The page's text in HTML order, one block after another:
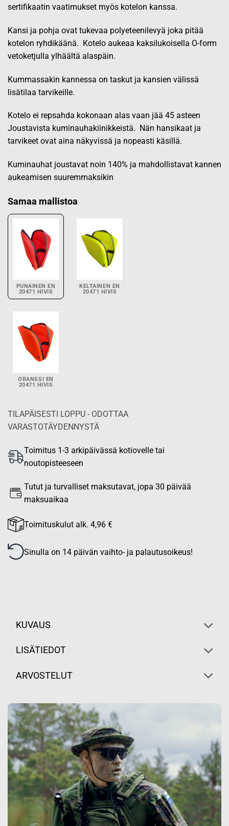
sertifikaatin vaatimukset myös kotelon kanssa.
Kansi ja pohja ovat tukevaa polyeteenilevyä joka pitää
kotelon ryhdikäänä. Kotelo aukeaa kaksilukoisella O-form
vetoketjulla ylhäältä alaspäin.
Kummassakin kannessa on taskut ja kansien välissä
lisätilaa tarvikeille.
Kotelo ei repsahda kokonaan alas vaan jää 45 asteen
Joustavista kuminauhakiinikkeistä. Nän hansikaat ja
tarvikeet ovat aina näkyvissä ja nopeasti käsillä.
Kuminauhat joustavat noin 140% ja mahdollistavat kannen
aukeamisen suuremmaksikin
Samaa mallistoa
PUNAINEN EN
20471 HIVIS
KELTAINEN EN
20471 HIVIS
ORANSSI EN
20471 HIVIS
TILAPÄISESTI LOPPU - ODOTTAA
VARASTOTÄYDENNYSTÄ
Toimitus 1-3 arkipäivässä kotiovelle tai
noutopisteeseen
Tutut ja turvalliset maksutavat, jopa 30 päivää
maksuaikaa
Toimituskulut alk. 4,96 €
Sinulla on 14 päivän vaihto- ja palautusoikeus!
KUVAUS
LISÄTIEDOT
ARVOSTELUT